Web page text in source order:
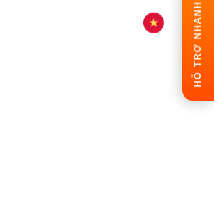
HỖ TRỢ NHANH